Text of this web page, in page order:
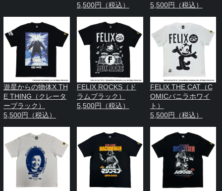
5,500円（税込）
5,500円（税込）
遊星からの物体X TH
E THING（クレータ
ーブラック）
5,500円（税込）
FELIX ROCKS（ド
ラムブラック）
5,500円（税込）
FELIX THE CAT（C
OMICバニラホワイ
ト）
5,500円（税込）